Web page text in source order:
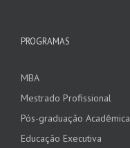
PROGRAMAS
MBA
Mestrado Profissional
Pós-graduação Acadêmica
Educação Executiva